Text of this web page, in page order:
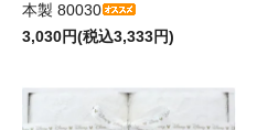
本製 80030
3,030円(税込3,333円)